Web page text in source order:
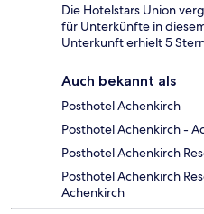
Die Hotelstars Union
für Unterkünfte in
Unterkunft erhielt 5
Auch bekannt als
Posthotel Achenkirch
Posthotel Achenkirch -
Posthotel Achenkirch
Posthotel Achenkirch
Achenkirch